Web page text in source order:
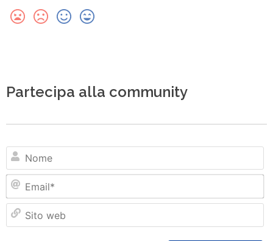
Partecipa alla community